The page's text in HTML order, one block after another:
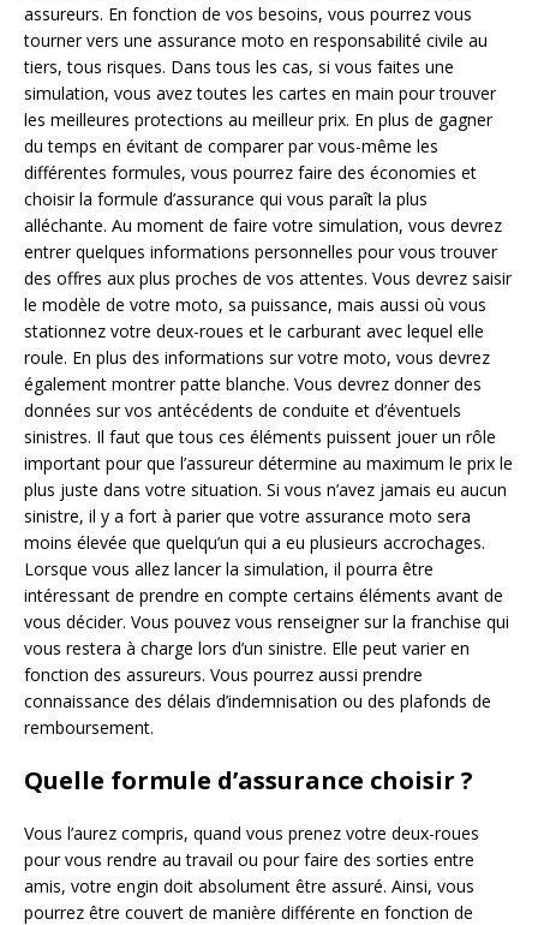
assureurs. En fonction de vos besoins, vous pourrez vous
tourner vers une assurance moto en responsabilité civile au
tiers, tous risques. Dans tous les cas, si vous faites une
simulation, vous avez toutes les cartes en main pour trouver
les meilleures protections au meilleur prix. En plus de gagner
du temps en évitant de comparer par vous-même les
différentes formules, vous pourrez faire des économies et
choisir la formule d’assurance qui vous paraît la plus
alléchante. Au moment de faire votre simulation, vous devrez
entrer quelques informations personnelles pour vous trouver
des offres aux plus proches de vos attentes. Vous devrez saisir
le modèle de votre moto, sa puissance, mais aussi où vous
stationnez votre deux-roues et le carburant avec lequel elle
roule. En plus des informations sur votre moto, vous devrez
également montrer patte blanche. Vous devrez donner des
données sur vos antécédents de conduite et d’éventuels
sinistres. Il faut que tous ces éléments puissent jouer un rôle
important pour que l’assureur détermine au maximum le prix le
plus juste dans votre situation. Si vous n’avez jamais eu aucun
sinistre, il y a fort à parier que votre assurance moto sera
moins élevée que quelqu’un qui a eu plusieurs accrochages.
Lorsque vous allez lancer la simulation, il pourra être
intéressant de prendre en compte certains éléments avant de
vous décider. Vous pouvez vous renseigner sur la franchise qui
vous restera à charge lors d’un sinistre. Elle peut varier en
fonction des assureurs. Vous pourrez aussi prendre
connaissance des délais d’indemnisation ou des plafonds de
remboursement.
Quelle formule d’assurance choisir ?
Vous l’aurez compris, quand vous prenez votre deux-roues
pour vous rendre au travail ou pour faire des sorties entre
amis, votre engin doit absolument être assuré. Ainsi, vous
pourrez être couvert de manière différente en fonction de